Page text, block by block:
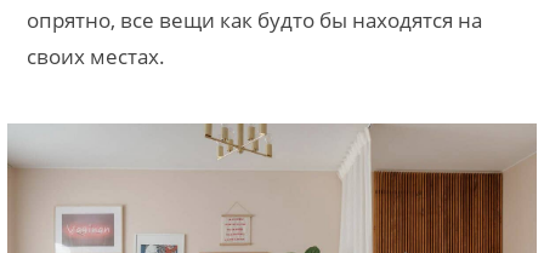
опрятно, все вещи как будто бы находятся на
своих местах.